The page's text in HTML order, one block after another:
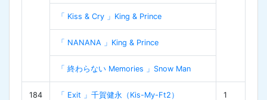
「 Kiss & Cry 」King & Prince
「 NANANA 」King & Prince
「 終わらない Memories 」Snow Man
184 「 Exit 」千賀健永（Kis-My-Ft2） 1